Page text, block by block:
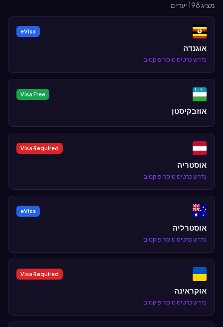
מציג198 יעדים
eVisa
אוגנדה
נדרש כרטיס טיסה פיקטיבי
Visa Free
אוזבקיסטן
Visa Required
אוסטריה
נדרש כרטיס טיסה פיקטיבי
eVisa
אוסטרליה
נדרש כרטיס טיסה פיקטיבי
Visa Required
אוקראינה
נדרש כרטיס טיסה פיקטיבי